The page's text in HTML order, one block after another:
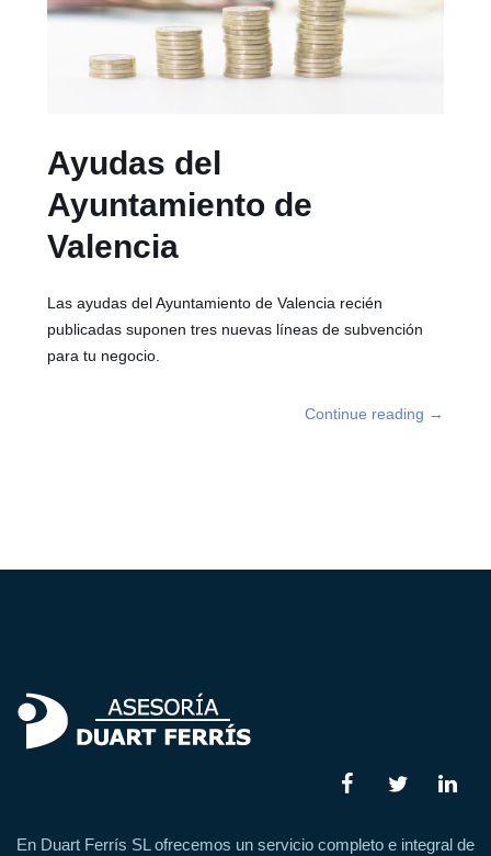
Ayudas del
Ayuntamiento de
Valencia
Las ayudas del Ayuntamiento de Valencia recién
publicadas suponen tres nuevas líneas de subvención
para tu negocio.
Continue reading →
En Duart Ferrís SL ofrecemos un servicio completo e integral de